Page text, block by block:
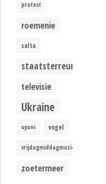
protest
roemenie
salta
staatsterreur
televisie
Ukraine
uyuni vogel
vrijdagmiddagmuziek
zoetermeer